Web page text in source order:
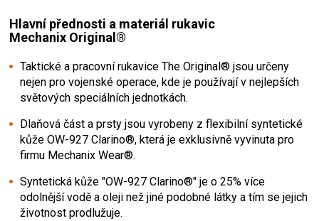
Hlavní přednosti a materiál rukavic
Mechanix Original®
Taktické a pracovní rukavice The Original® jsou určeny
nejen pro vojenské operace, kde je používají v nejlepších
světových speciálních jednotkách.
Dlaňová část a prsty jsou vyrobeny z flexibilní syntetické
kůže OW-927 Clarino®, která je exklusivně vyvinuta pro
firmu Mechanix Wear®.
Syntetická kůže "OW-927 Clarino®" je o 25% více
odolnější vodě a oleji než jiné podobné látky a tím se jejich
životnost prodlužuje.